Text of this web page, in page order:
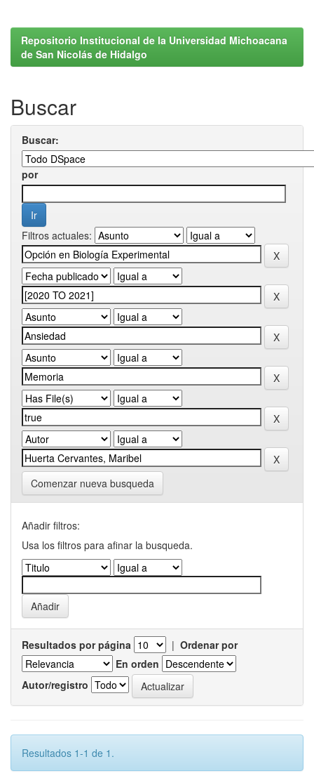
Repositorio Institucional de la Universidad Michoacana
de San Nicolás de Hidalgo
Buscar
Buscar:
por
Filtros actuales:
Comenzar nueva busqueda
Añadir filtros:
Usa los filtros para afinar la busqueda.
Resultados por página | Ordenar por
En orden
Autor/registro
Resultados 1-1 de 1.